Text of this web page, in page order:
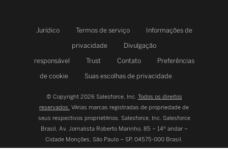
Jurídico Termos de serviço
Informações de
privacidade
Divulgação
responsável
Trust Contato
Preferências
de cookie
Suas escolhas de privacidade
© Copyright 2026 Salesforce, Inc. Todos os direitos
reservados. Várias marcas registradas de propriedade de
seus respectivos proprietários. Salesforce, Inc. Salesforce
Brasil, Av. Jornalista Roberto Marinho, 85 – 14º andar –
Cidade Monções, São Paulo – SP, 04575-000 Brasil.